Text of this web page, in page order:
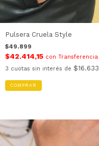
Pulsera Cruela Style
$49.899
$42.414,15 con Transferencia
3 cuotas sin interés de $16.633